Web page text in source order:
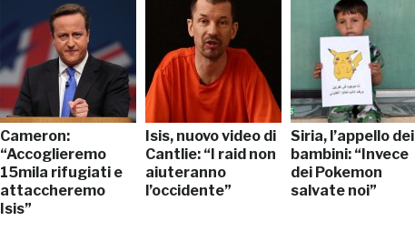
Cameron:
“Accoglieremo
15mila rifugiati e
attaccheremo
Isis”
Isis, nuovo video di
Cantlie: “I raid non
aiuteranno
l’occidente”
Siria, l’appello dei
bambini: “Invece
dei Pokemon
salvate noi”